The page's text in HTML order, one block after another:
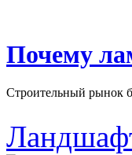
Почему
Строительный рынок